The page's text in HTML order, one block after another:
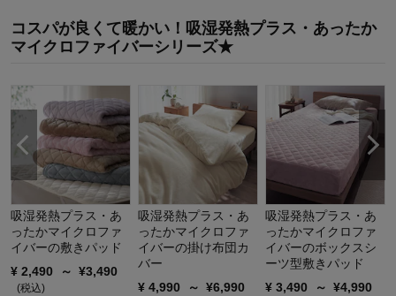
使用場所： 寝室
価格：
機能：
デザイン・色：
コスパが良くて暖かい！吸湿発熱プラス・あったか
マイクロファイバーシリーズ★
吸湿発熱プラス・あ
ったかマイクロファ
イバーの敷きパッド
¥ 2,490 ～ ¥3,490
(税込)
吸湿発熱プラス・あ
ったかマイクロファ
イバーの掛け布団カ
バー
¥ 4,990 ～ ¥6,990
吸湿発熱プラス・あ
ったかマイクロファ
イバーのボックスシ
ーツ型敷きパッド
¥ 3,490 ～ ¥4,990